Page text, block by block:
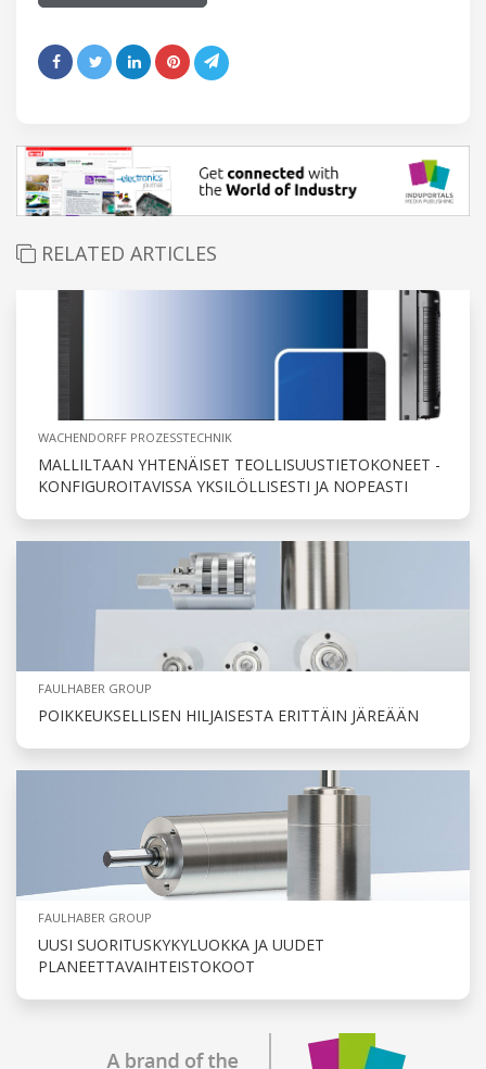
RELATED ARTICLES
WACHENDORFF PROZESSTECHNIK
MALLILTAAN YHTENÄISET TEOLLISUUSTIETOKONEET -
KONFIGUROITAVISSA YKSILÖLLISESTI JA NOPEASTI
FAULHABER GROUP
POIKKEUKSELLISEN HILJAISESTA ERITTÄIN JÄREÄÄN
FAULHABER GROUP
UUSI SUORITUSKYKYLUOKKA JA UUDET
PLANEETTAVAIHTEISTOKOOT